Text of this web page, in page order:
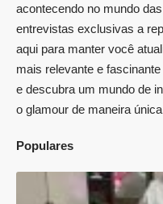
acontecendo no mundo
entrevistas exclusivas a
aqui para manter você
mais relevante e
e descubra um mundo de
o glamour de maneira
Populares